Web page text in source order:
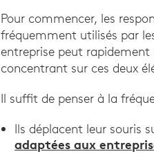
Pour commencer, les
fréquemment utilisés par
entreprise peut rapidement
concentrant sur ces deux
Il suffit de penser à la
Ils déplacent leur souris
adaptées aux